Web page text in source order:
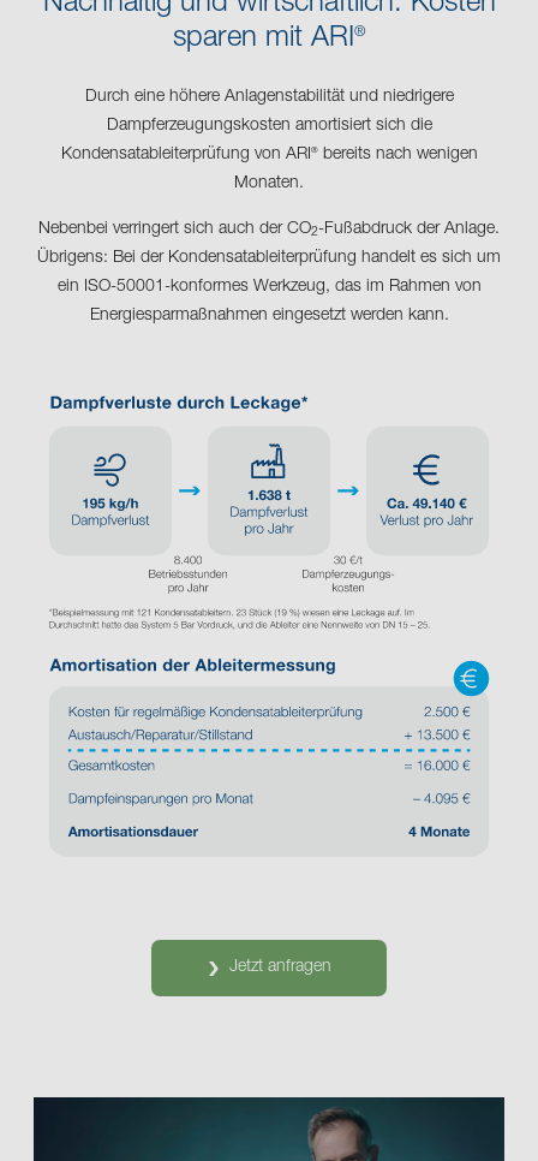
sparen mit ARI®
Durch eine höhere Anlagenstabilität und niedrigere
Dampferzeugungskosten amortisiert sich die
Kondensatableiterprüfung von ARI®bereits nach wenigen
Monaten.
Nebenbei verringert sich auch der CO2-Fußabdruck der Anlage.
Übrigens: Bei der Kondensatableiterprüfung handelt es sich um
ein ISO-50001-konformes Werkzeug, das im Rahmen von
Energiesparmaßnahmen eingesetzt werden kann.
Jetzt anfragen